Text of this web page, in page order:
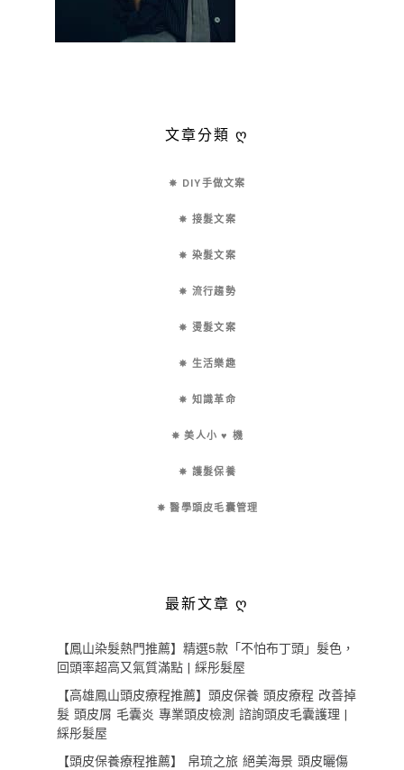
文章分類 ღ
✵ DIY手做文案
✵ 接髮文案
✵ 染髮文案
✵ 流行趨勢
✵ 燙髮文案
✵ 生活樂趣
✵ 知識革命
✵ 美人小 ♥ 機
✵ 護髮保養
✵ 醫學頭皮毛囊管理
最新文章 ღ
【鳳山染髮熱門推薦】精選5款「不怕布丁頭」髮色，
回頭率超高又氣質滿點 | 綵彤髮屋
【高雄鳳山頭皮療程推薦】頭皮保養 頭皮療程 改善掉
髮 頭皮屑 毛囊炎 專業頭皮檢測 諮詢頭皮毛囊護理 |
綵彤髮屋
【頭皮保養療程推薦】 帛琉之旅 絕美海景 頭皮曬傷